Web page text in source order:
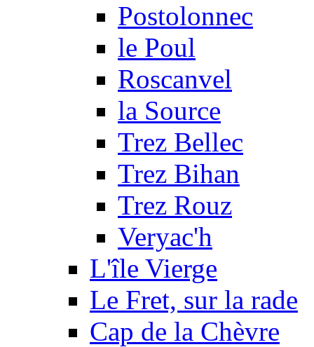
Postolonnec
le Poul
Roscanvel
la Source
Trez Bellec
Trez Bihan
Trez Rouz
Veryac'h
L'île Vierge
Le Fret, sur la rade
Cap de la Chèvre